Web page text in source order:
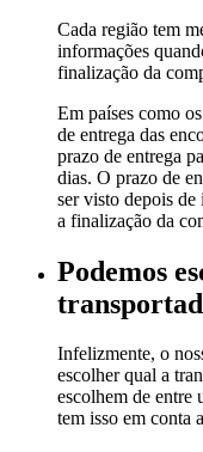
Cada região tem
informações
finalização da
Em países como
de entrega das
prazo de entrega
dias. O prazo de
ser visto depois
a finalização da
Podemos
Infelizmente, o
escolher qual a
escolhem de entre
tem isso em conta